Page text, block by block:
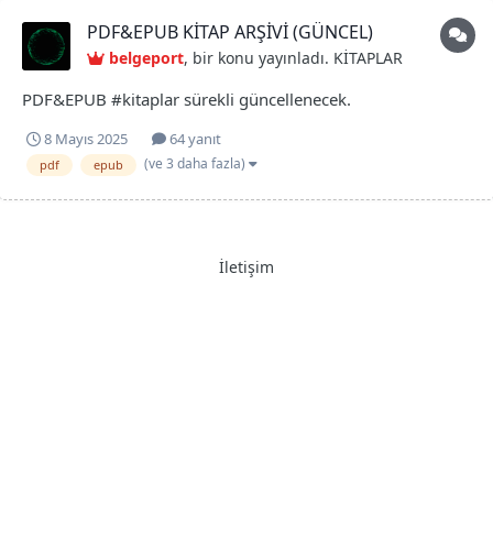
PDF&EPUB KİTAP ARŞİVİ (GÜNCEL)
belgeport, bir konu yayınladı. KİTAPLAR
PDF&EPUB #kitaplar sürekli güncellenecek.
8 Mayıs 2025 64 yanıt
pdf epub (ve 3 daha fazla)
İletişim